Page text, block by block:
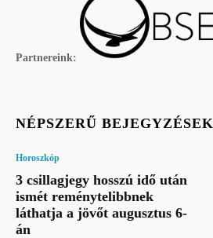
Partnereink:
NÉPSZERŰ BEJEGYZÉSEK
Horoszkóp
3 csillagjegy hosszú idő után
ismét reménytelibbnek
láthatja a jövőt augusztus 6-
án